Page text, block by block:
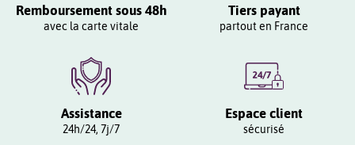
Remboursement sous 48h
avec la carte vitale
Tiers payant
partout en France
Assistance
24h/24, 7j/7
Espace client
sécurisé